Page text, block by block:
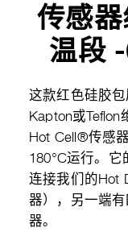
传感
温段
这款红色硅胶
Kapton或
Hot Cell®传感
180°C运行。
连接我们的Hot
器），另一端
器。